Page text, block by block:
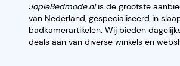
JopieBedmode.nlis de grootste
van Nederland, gespecialiseerd in
badkamerartikelen. Wij bieden
deals aan van diverse winkels en